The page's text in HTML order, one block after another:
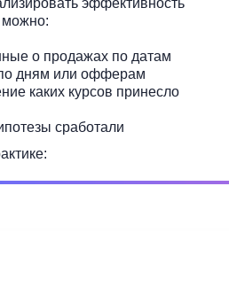
эффективность
можно:
о продажах по датам
дням или офферам
каких курсов принесло
сработали